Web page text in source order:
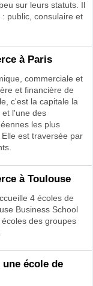
sur leurs statuts. Il
public, consulaire et
à Paris
commerciale et
et financière de
c'est la capitale la
et l'une des
les plus
est traversée par
à Toulouse
4 écoles de
Business School
des groupes
école de